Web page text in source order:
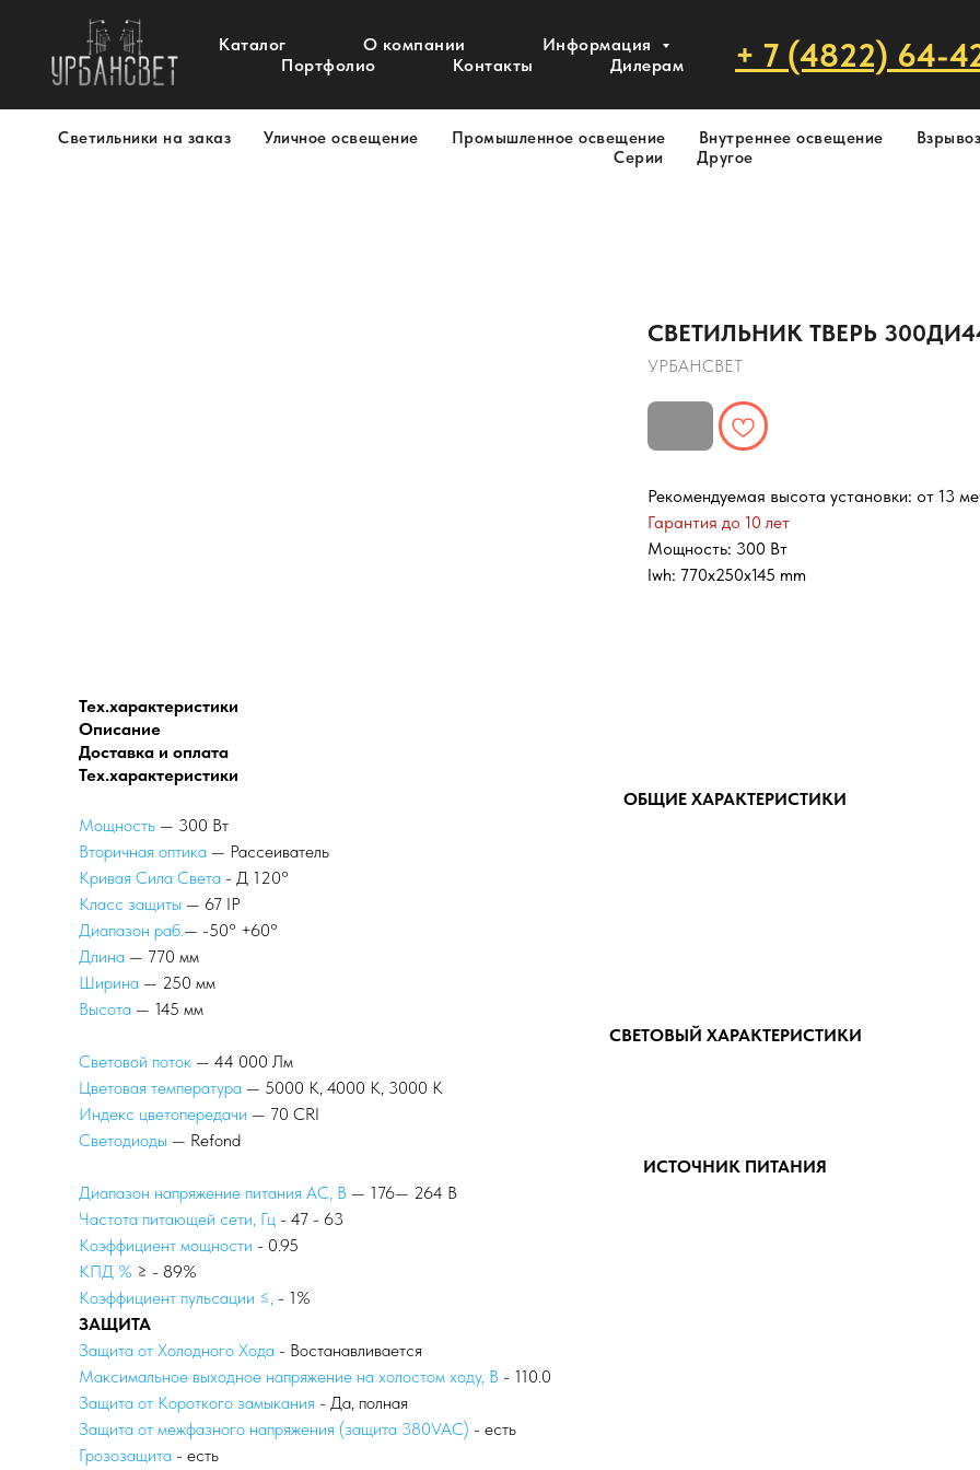
Каталог О компании
Информация
Портфолио
Контакты Дилерам + 7 (4822) 64-
Светильники на заказ Уличное освещение Промышленное освещение Внутреннее освещение
Серии
Другое
СВЕТИЛЬНИК ТВЕРЬ
УРБАНСВЕТ
Рекомендуемая высота установки: от 13
Гарантия до 10 лет
Мощность: 300 Вт
lwh: 770x250x145 mm
Тех.характеристики
Описание
Доставка и оплата
Тех.характеристики
ОБЩИЕ ХАРАКТЕРИСТИКИ
Мощность — 300 Вт
Вторичная оптика — Рассеиватель
Кривая Сила Света - Д 120°
Класс защиты — 67 IP
Диапазон раб.— -50° +60°
Длина — 770 мм
Ширина — 250 мм
Высота — 145 мм
СВЕТОВЫЙ ХАРАКТЕРИСТИКИ
Световой поток — 44 000 Лм
Цветовая температура — 5000 К, 4000 К, 3000 К
Индекс цветопередачи — 70 CRI
Светодиоды — Refond
ИСТОЧНИК ПИТАНИЯ
Диапазон напряжение питания АС, В — 176— 264 В
Частота питающей сети, Гц - 47 - 63
Коэффициент мощности - 0.95
КПД % ≥ - 89%
Коэффициент пульсации ≤, - 1%
ЗАЩИТА
Защита от Холодного Хода - Востанавливается
Максимальное выходное напряжение на холостом ходу, В - 110.0
Защита от Короткого замыкания - Да, полная
Защита от межфазного напряжения (защита 380VAC) - есть
Грозозащита - есть